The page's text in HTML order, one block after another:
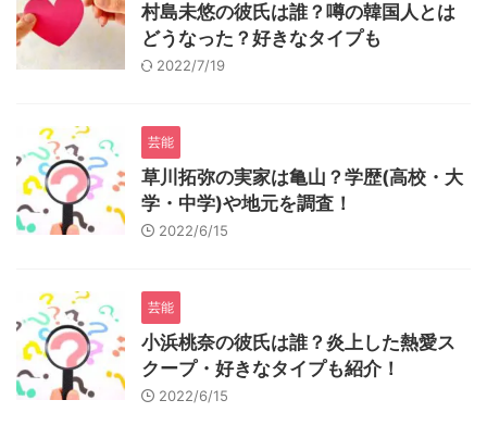
村島未悠の彼氏は誰？噂の韓国人とは
どうなった？好きなタイプも
2022/7/19
芸能
草川拓弥の実家は亀山？学歴(高校・大
学・中学)や地元を調査！
2022/6/15
芸能
小浜桃奈の彼氏は誰？炎上した熱愛ス
クープ・好きなタイプも紹介！
2022/6/15